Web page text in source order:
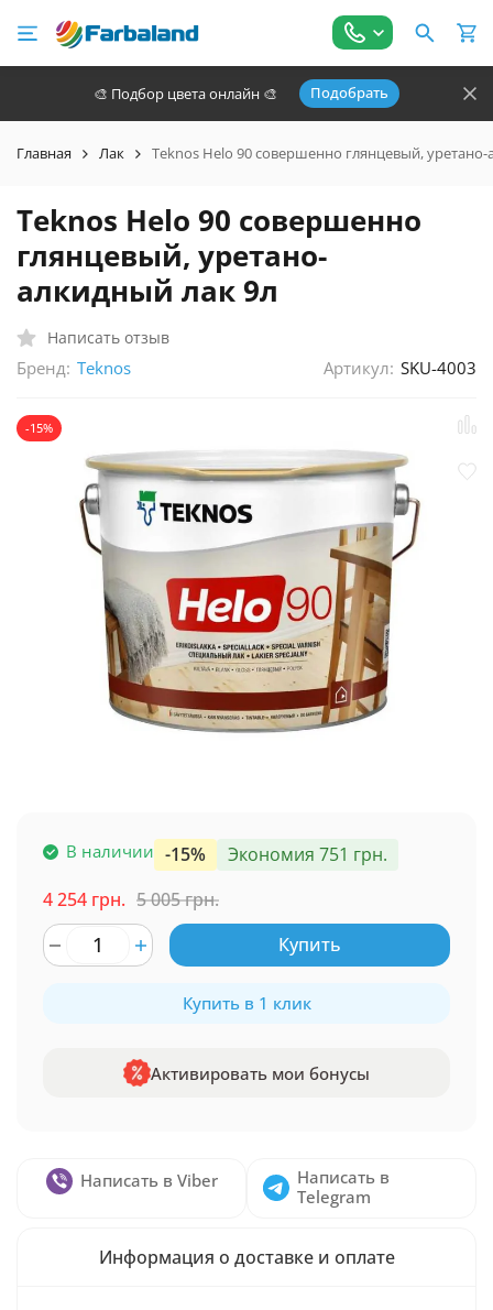
🎨 Подбор цвета онлайн 🎨 Подобрать
Главная Лак Teknos Helo 90 совершенно глянцевый, уретано-
Teknos Helo 90 совершенно
глянцевый, уретано-
алкидный лак 9л
Написать отзыв
Бренд: Teknos Артикул: SKU-4003
-15%
В наличии -15%
Экономия 751 грн.
4 254 грн. 5 005 грн.
Купить
Купить в 1 клик
Активировать мои бонусы
Написать в Viber
Написать в
Telegram
Информация о доставке и оплате